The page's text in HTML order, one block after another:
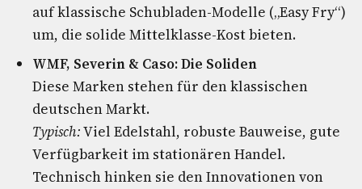
auf klassische Schubladen-Modelle („Easy Fry“)
um, die solide Mittelklasse-Kost bieten.
WMF, Severin & Caso: Die Soliden
Diese Marken stehen für den klassischen
deutschen Markt.
Typisch:Viel Edelstahl, robuste Bauweise, gute
Verfügbarkeit im stationären Handel.
Technisch hinken sie den Innovationen von